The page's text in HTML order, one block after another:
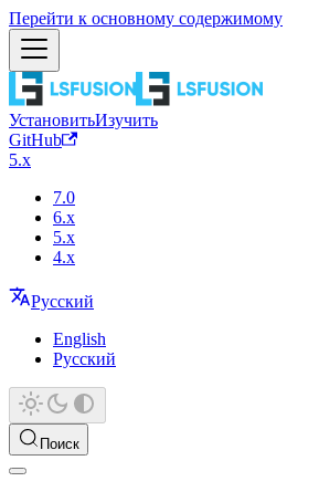
Перейти к основному содержимому
УстановитьИзучить
GitHub
5.x
7.0
6.x
5.x
4.x
Русский
English
Русский
Поиск